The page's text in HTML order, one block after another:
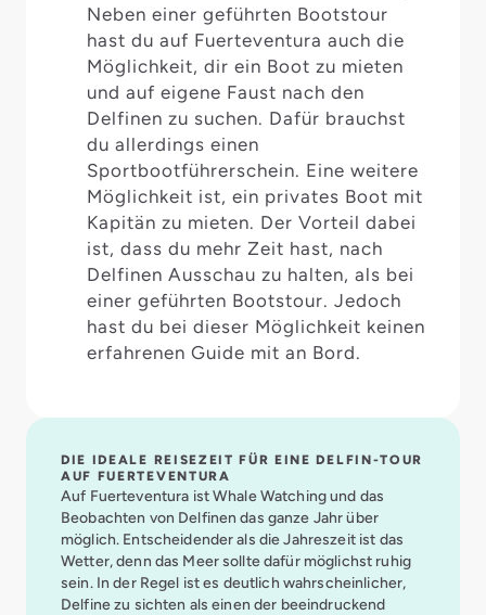
Neben einer geführten Bootstour
hast du auf Fuerteventura auch die
Möglichkeit, dir ein Boot zu mieten
und auf eigene Faust nach den
Delfinen zu suchen. Dafür brauchst
du allerdings einen
Sportbootführerschein. Eine weitere
Möglichkeit ist, ein privates Boot mit
Kapitän zu mieten. Der Vorteil dabei
ist, dass du mehr Zeit hast, nach
Delfinen Ausschau zu halten, als bei
einer geführten Bootstour. Jedoch
hast du bei dieser Möglichkeit keinen
erfahrenen Guide mit an Bord.
DIE IDEALE REISEZEIT FÜR EINE DELFIN-TOUR
AUF FUERTEVENTURA
Auf Fuerteventura ist Whale Watching und das
Beobachten von Delfinen das ganze Jahr über
möglich. Entscheidender als die Jahreszeit ist das
Wetter, denn das Meer sollte dafür möglichst ruhig
sein. In der Regel ist es deutlich wahrscheinlicher,
Delfine zu sichten als einen der beeindruckend